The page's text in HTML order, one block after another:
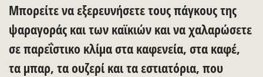
Μπορείτε να εξερευνήσετε τους πάγκους της
ψαραγοράς και των καϊκιών και να χαλαρώσετε
σε παρεΐστικο κλίμα στα καφενεία, στα καφέ,
τα μπαρ, τα ουζερί και τα εστιατόρια, που